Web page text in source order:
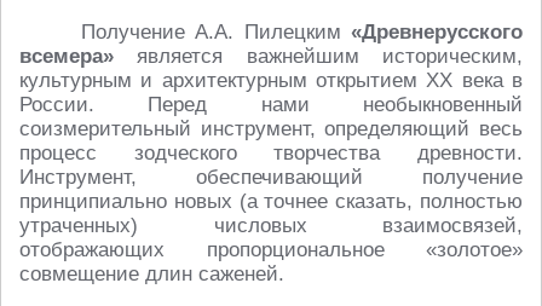
Получение А.А. Пилецким «Древнерусского
всемера» является важнейшим историческим,
культурным и архитектурным открытием XX века в
России. Перед нами необыкновенный
соизмерительный инструмент, определяющий весь
процесс зодческого творчества древности.
Инструмент, обеспечивающий получение
принципиально новых (а точнее сказать, полностью
утраченных) числовых взаимосвязей,
отображающих пропорциональное «золотое»
совмещение длин саженей.